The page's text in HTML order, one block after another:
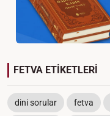
FETVA ETİKETLERİ
dini sorular fetva